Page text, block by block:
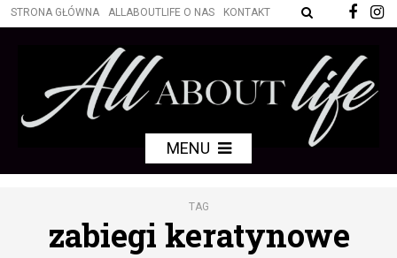
STRONA GŁÓWNA ALLABOUTLIFE O NAS KONTAKT
MENU
TAG
zabiegi keratynowe